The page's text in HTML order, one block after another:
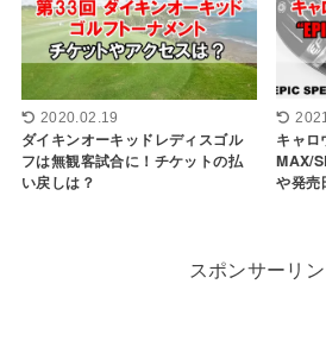
2020.02.19
ダイキンオーキッドレディスゴル
フは無観客試合に！チケットの払
い戻しは？
キャ
MAX/
や発売
スポンサーリ